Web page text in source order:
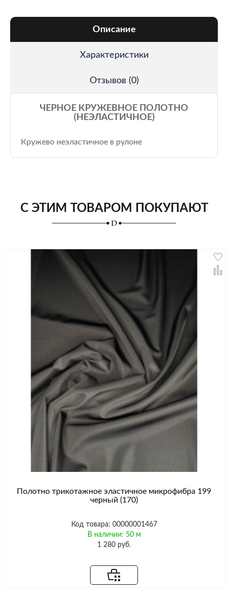
Описание
Характеристики
Отзывов (0)
ЧЕРНОЕ КРУЖЕВНОЕ ПОЛОТНО
(НЕЭЛАСТИЧНОЕ)
Кружево неэластичное в рулоне
С ЭТИМ ТОВАРОМ ПОКУПАЮТ
Полотно трикотажное эластичное микрофибра 199
черный (170)
Код товара: 00000001467
В наличии: 50 м
1 280 руб.